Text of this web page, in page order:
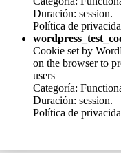
Duración: session.
Política de
Cookie set by
on the browser to
users
Categoría:
Duración: session.
Política de